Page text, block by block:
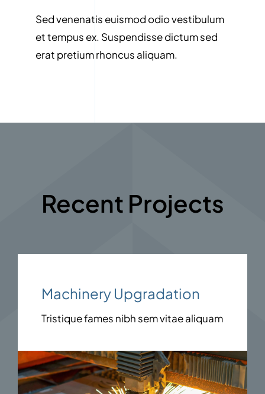
Sed venenatis euismod odio vestibulum
et tempus ex. Suspendisse dictum sed
erat pretium rhoncus aliquam.
Recent Projects
Machinery Upgradation
Tristique fames nibh sem vitae aliquam